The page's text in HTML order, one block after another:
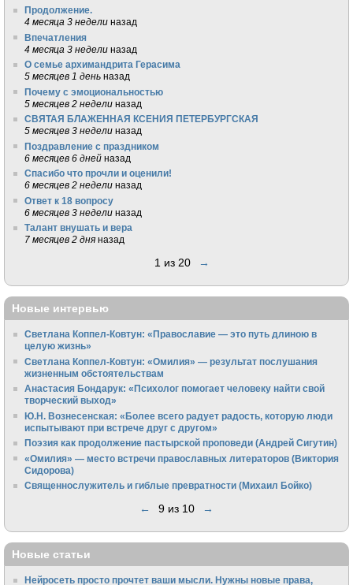
Продолжение.
4 месяца 3 недели назад
Впечатления
4 месяца 3 недели назад
О семье архимандрита Герасима
5 месяцев 1 день назад
Почему с эмоциональностью
5 месяцев 2 недели назад
СВЯТАЯ БЛАЖЕННАЯ КСЕНИЯ ПЕТЕРБУРГСКАЯ
5 месяцев 3 недели назад
Поздравление с праздником
6 месяцев 6 дней назад
Спасибо что прочли и оценили!
6 месяцев 2 недели назад
Ответ к 18 вопросу
6 месяцев 3 недели назад
Талант внушать и вера
7 месяцев 2 дня назад
1 из 20 →
Новые интервью
Светлана Коппел-Ковтун: «Православие — это путь длиною в
целую жизнь»
Светлана Коппел-Ковтун: «Омилия» — результат послушания
жизненным обстоятельствам
Анастасия Бондарук: «Психолог помогает человеку найти свой
творческий выход»
Ю.Н. Вознесенская: «Более всего радует радость, которую люди
испытывают при встрече друг с другом»
Поэзия как продолжение пастырской проповеди (Андрей Сигутин)
«Омилия» — место встречи православных литераторов (Виктория
Сидорова)
Священнослужитель и гиблые превратности (Михаил Бойко)
← 9 из 10 →
Новые статьи
Нейросеть просто прочтет ваши мысли. Нужны новые права,